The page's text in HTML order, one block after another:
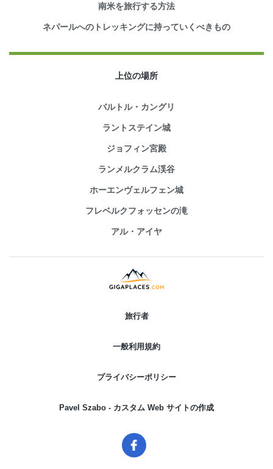
南米を旅行する方法
ネパールへのトレッキングに持っていくべきもの
上位の場所
バルトル・カングリ
ラントステイン城
ジョフィン宮殿
ランメルクラム渓谷
ホーエンヴェルフェン城
フレベルクフォッセンの滝
アル・アイヤ
旅行者
一般利用規約
プライバシーポリシー
Pavel Szabo - カスタム Web サイトの作成